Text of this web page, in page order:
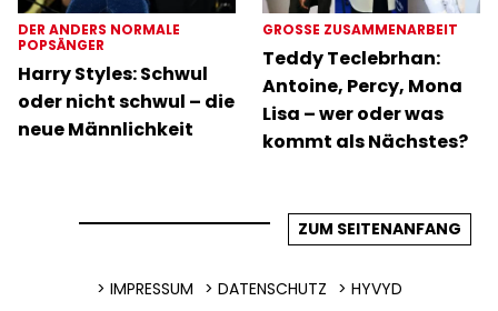
DER ANDERS NORMALE
POPSÄNGER
Harry Styles: Schwul
oder nicht schwul – die
neue Männlichkeit
GROSSE ZUSAMMENARBEIT
Teddy Teclebrhan:
Antoine, Percy, Mona
Lisa – wer oder was
kommt als Nächstes?
ZUM SEITENANFANG
IMPRESSUM DATENSCHUTZ HYVYD